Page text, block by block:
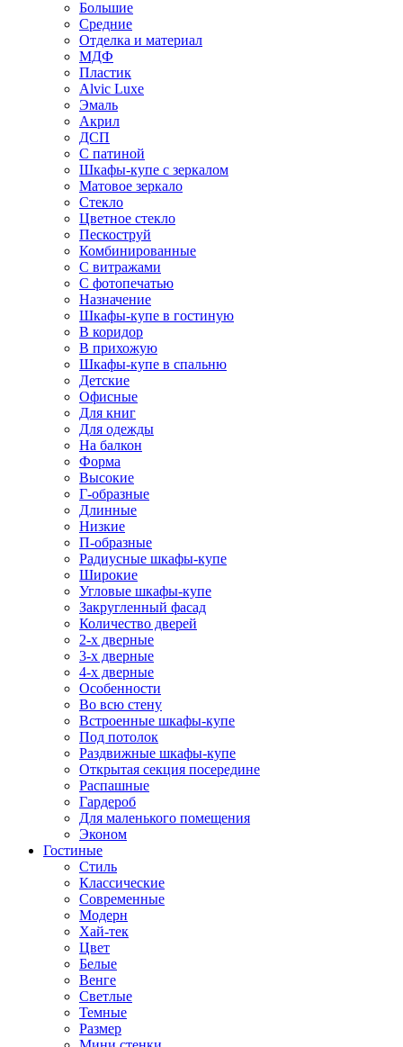
Большие
Средние
Отделка и материал
МДФ
Пластик
Alvic Luxe
Эмаль
Акрил
ДСП
С патиной
Шкафы-купе с зеркалом
Матовое зеркало
Стекло
Цветное стекло
Пескоструй
Комбинированные
С витражами
С фотопечатью
Назначение
Шкафы-купе в гостиную
В коридор
В прихожую
Шкафы-купе в спальню
Детские
Офисные
Для книг
Для одежды
На балкон
Форма
Высокие
Г-образные
Длинные
Низкие
П-образные
Радиусные шкафы-купе
Широкие
Угловые шкафы-купе
Закругленный фасад
Количество дверей
2-х дверные
3-х дверные
4-х дверные
Особенности
Во всю стену
Встроенные шкафы-купе
Под потолок
Раздвижные шкафы-купе
Открытая секция посередине
Распашные
Гардероб
Для маленького помещения
Эконом
Гостиные
Стиль
Классические
Современные
Модерн
Хай-тек
Цвет
Белые
Венге
Светлые
Темные
Размер